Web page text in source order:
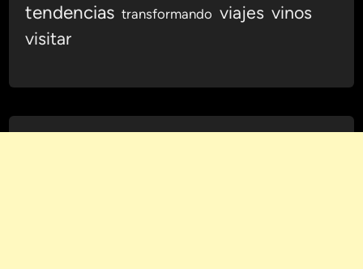
tendencias transformando viajes vinos
visitar